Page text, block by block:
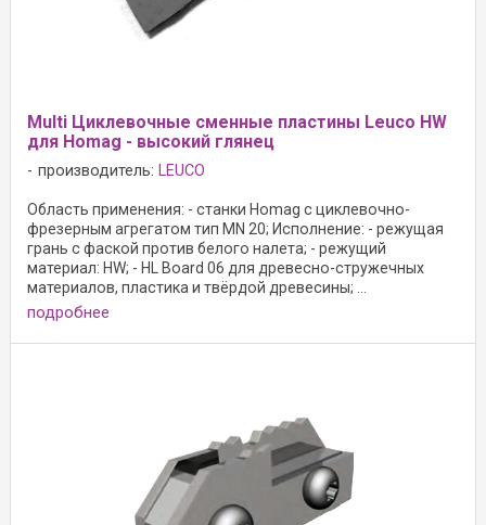
Multi Циклевочные сменные пластины Leuco HW
для Homag - высокий глянец
производитель: LEUCO
Область применения: - станки Homag с циклевочно-
фрезерным агрегатом тип MN 20; Исполнение: - режущая
грань с фаской против белого налета; - режущий
материал: HW; - HL Board 06 для древесно-стружечных
материалов, пластика и твёрдой древесины; ...
подробнее